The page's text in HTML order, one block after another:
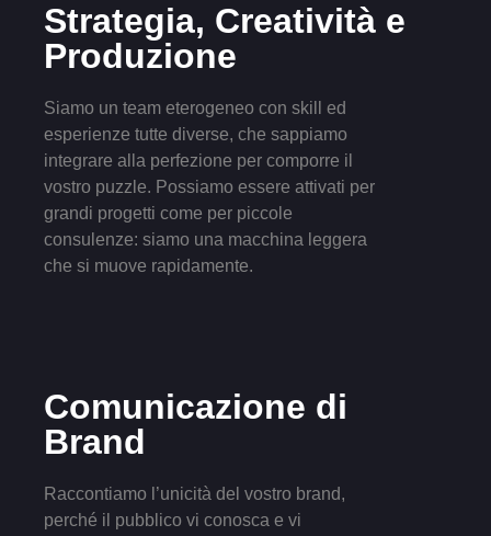
Strategia, Creatività e
Produzione
Siamo un team eterogeneo con skill ed
esperienze tutte diverse, che sappiamo
integrare alla perfezione per comporre il
vostro puzzle. Possiamo essere attivati per
grandi progetti come per piccole
consulenze: siamo una macchina leggera
che si muove rapidamente.
Comunicazione di
Brand
Raccontiamo l’unicità del vostro brand,
perché il pubblico vi conosca e vi